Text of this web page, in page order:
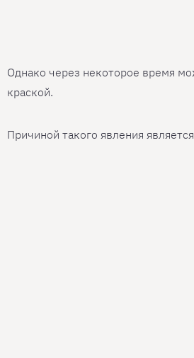
Однако через некоторое время
краской.
Причиной такого явления